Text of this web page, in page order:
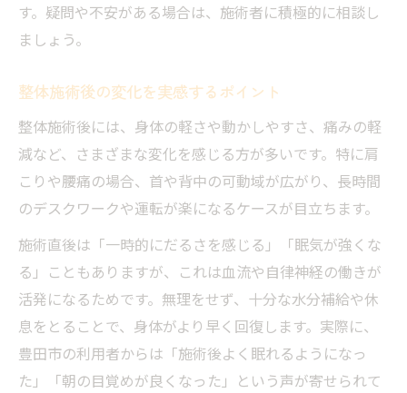
す。疑問や不安がある場合は、施術者に積極的に相談し
ましょう。
整体施術後の変化を実感するポイント
整体施術後には、身体の軽さや動かしやすさ、痛みの軽
減など、さまざまな変化を感じる方が多いです。特に肩
こりや腰痛の場合、首や背中の可動域が広がり、長時間
のデスクワークや運転が楽になるケースが目立ちます。
施術直後は「一時的にだるさを感じる」「眠気が強くな
る」こともありますが、これは血流や自律神経の働きが
活発になるためです。無理をせず、十分な水分補給や休
息をとることで、身体がより早く回復します。実際に、
豊田市の利用者からは「施術後よく眠れるようになっ
た」「朝の目覚めが良くなった」という声が寄せられて